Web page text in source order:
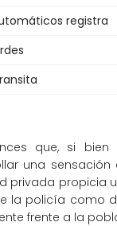
registra
que, si
una
privada propicia
la policía como
frente a la